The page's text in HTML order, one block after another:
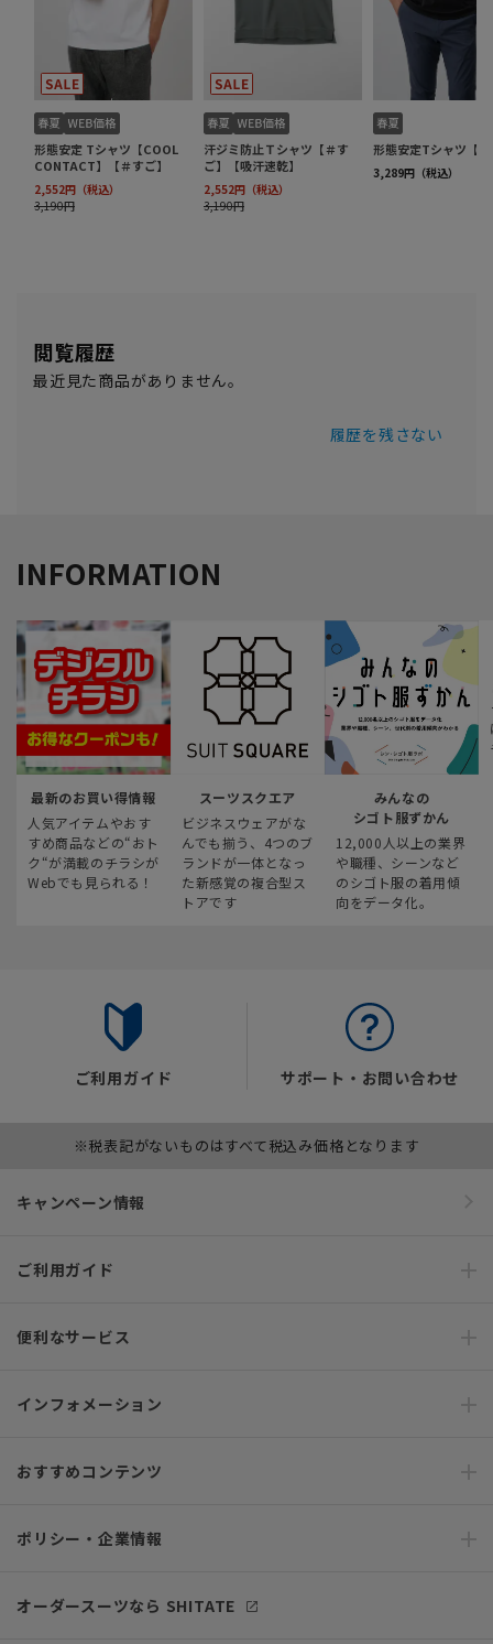
閲覧履歴
最近見た商品がありません。
履歴を残さない
INFORMATION
最新のお買い得情報
人気アイテムやおす
すめ商品などの“おト
ク“が満載のチラシが
Webでも見られる！
スーツスクエア
ビジネスウェアがな
んでも揃う、4つのブ
ランドが一体となっ
た新感覚の複合型ス
トアです
みんなの
シゴト服ずかん
12,000人以上の業界
や職種、シーンなど
のシゴト服の着用傾
向をデータ化。
ご利用ガイド サポート・お問い合わせ
※税表記がないものはすべて税込み価格となります
キャンペーン情報
ご利用ガイド
便利なサービス
インフォメーション
おすすめコンテンツ
ポリシー・企業情報
オーダースーツなら SHITATE